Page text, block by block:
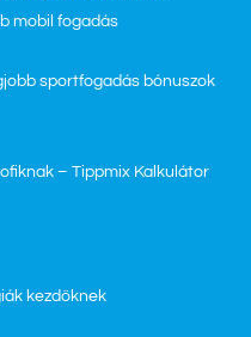
mobil fogadás
sportfogadás bónuszok
– Tippmix Kalkulátor
kezdőknek